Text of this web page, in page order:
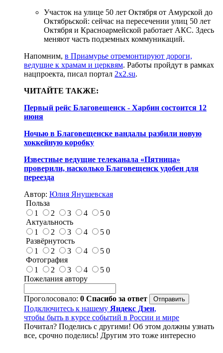
Участок на улице 50 лет Октября от Амурской до
Октябрьской: сейчас на пересечении улиц 50 лет
Октября и Красноармейской работает АКС. Здесь
меняют часть подземных коммуникаций.
Напомним, в Приамурье отремонтируют дороги,
ведущие к храмам и церквям. Работы пройдут в рамках
нацпроекта, писал портал 2x2.su.
ЧИТАЙТЕ ТАКЖЕ:
Первый рейс Благовещенск - Харбин состоится 12
июня
Ночью в Благовещенске вандалы разбили новую
хоккейную коробку
Известные ведущие телеканала «Пятница»
проверили, насколько Благовещенск удобен для
переезда
Автор: Юлия Янушевская
Польза
1
2 3 4 5 0
Актуальность
1
2 3 4 5 0
Развёрнутость
1
2 3 4 5 0
Фотография
1
2 3 4 5 0
Пожелания автору
Проголосовало: 0 Спасибо за ответ
Подключитесь к нашему Яндекс Дзен,
чтобы быть в курсе событий в России и мире
Почитал? Поделись с другими! Об этом должны узнать
все, срочно поделись! Другим это тоже интересно